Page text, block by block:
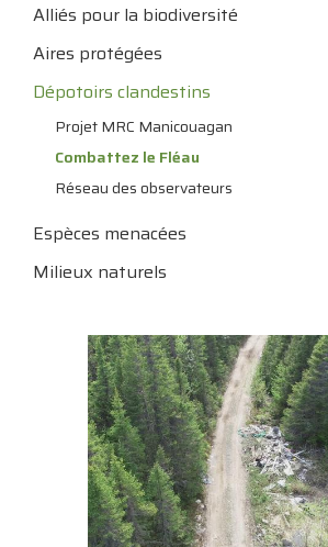
Alliés pour la biodiversité
Aires protégées
Dépotoirs clandestins
Projet MRC Manicouagan
Combattez le Fléau
Réseau des observateurs
Espèces menacées
Milieux naturels